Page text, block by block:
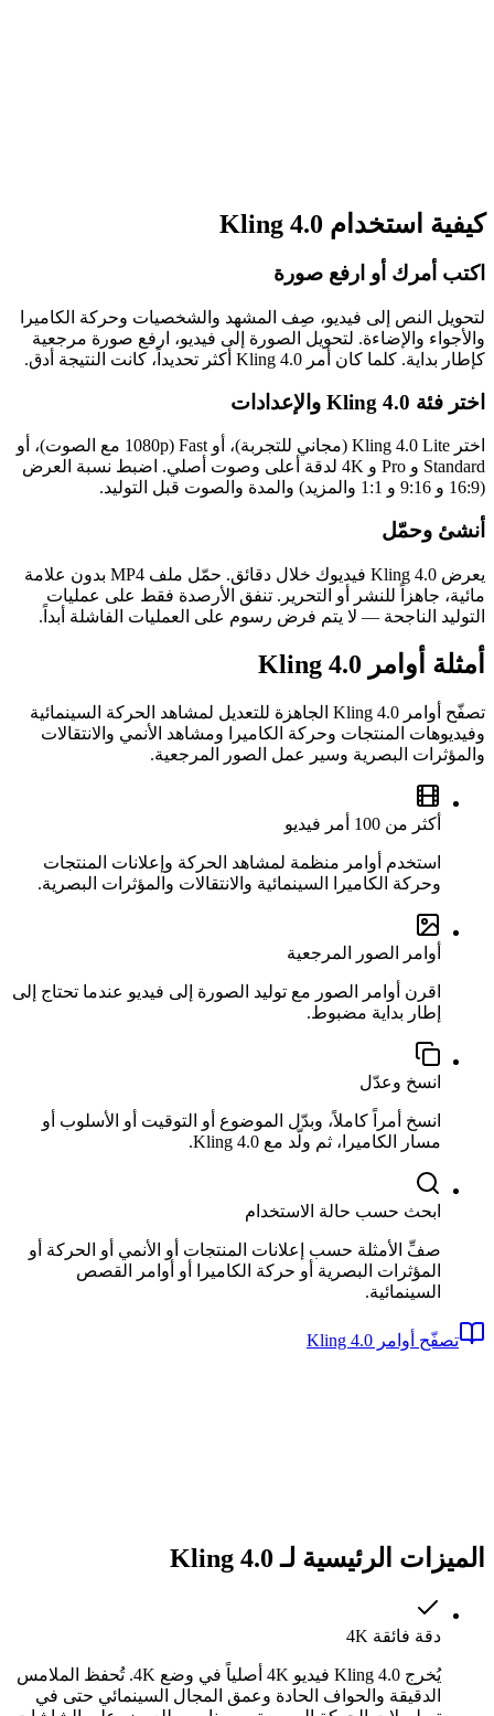
كيفية استخدام Kling 4.0
اكتب أمرك أو ارفع صورة
لتحويل النص إلى فيديو، صِف المشهد والشخصيات وحركة الكاميرا
والأجواء والإضاءة. لتحويل الصورة إلى فيديو، ارفع صورة مرجعية
كإطار بداية. كلما كان أمر Kling 4.0 أكثر تحديداً، كانت النتيجة أدق.
اختر فئة Kling 4.0 والإعدادات
اختر Kling 4.0 Lite (مجاني للتجربة)، أو Fast (1080p مع الصوت)، أو
Standard و Pro و 4K لدقة أعلى وصوت أصلي. اضبط نسبة العرض
(16:9 و 9:16 و 1:1 والمزيد) والمدة والصوت قبل التوليد.
أنشئ وحمّل
يعرض Kling 4.0 فيديوك خلال دقائق. حمّل ملف MP4 بدون علامة
مائية، جاهزاً للنشر أو التحرير. تنفق الأرصدة فقط على عمليات
التوليد الناجحة — لا يتم فرض رسوم على العمليات الفاشلة أبداً.
أمثلة أوامر Kling 4.0
تصفّح أوامر Kling 4.0 الجاهزة للتعديل لمشاهد الحركة السينمائية
وفيديوهات المنتجات وحركة الكاميرا ومشاهد الأنمي والانتقالات
والمؤثرات البصرية وسير عمل الصور المرجعية.
أكثر من 100 أمر فيديو
استخدم أوامر منظمة لمشاهد الحركة وإعلانات المنتجات
وحركة الكاميرا السينمائية والانتقالات والمؤثرات البصرية.
أوامر الصور المرجعية
اقرن أوامر الصور مع توليد الصورة إلى فيديو عندما تحتاج إلى
إطار بداية مضبوط.
انسخ وعدّل
انسخ أمراً كاملاً، وبدّل الموضوع أو التوقيت أو الأسلوب أو
مسار الكاميرا، ثم ولّد مع Kling 4.0.
ابحث حسب حالة الاستخدام
صفِّ الأمثلة حسب إعلانات المنتجات أو الأنمي أو الحركة أو
المؤثرات البصرية أو حركة الكاميرا أو أوامر القصص
السينمائية.
تصفّح أوامر Kling 4.0
الميزات الرئيسية لـ Kling 4.0
دقة فائقة 4K
يُخرج Kling 4.0 فيديو 4K أصلياً في وضع 4K. تُحفظ الملامس
الدقيقة والحواف الحادة وعمق المجال السينمائي حتى في